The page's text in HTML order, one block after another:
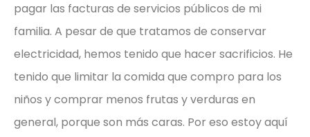
pagar las facturas de servicios públicos de mi
familia. A pesar de que tratamos de conservar
electricidad, hemos tenido que hacer sacrificios. He
tenido que limitar la comida que compro para los
niños y comprar menos frutas y verduras en
general, porque son más caras. Por eso estoy aquí